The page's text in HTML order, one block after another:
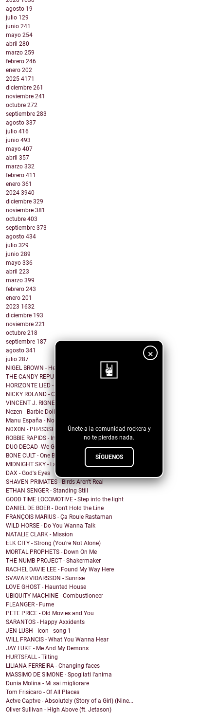
×
Únete a la comunidad rockera y
no te pierdas nada.
SÍGUENOS
agosto 19
julio 129
junio 241
mayo 254
abril 280
marzo 259
febrero 246
enero 202
2025 4171
diciembre 261
noviembre 241
octubre 272
septiembre 283
agosto 337
julio 416
junio 493
mayo 407
abril 357
marzo 332
febrero 411
enero 361
2024 3940
diciembre 329
noviembre 381
octubre 403
septiembre 373
agosto 434
julio 329
junio 289
mayo 336
abril 223
marzo 399
febrero 243
enero 201
2023 1632
diciembre 193
noviembre 221
octubre 218
septiembre 187
agosto 341
julio 287
NIGEL BROWN - Here Comes The Truth
THE CANDY REPUBLIC - I do not write love songs
HORIZONTE LIED - Memorias de Crónicas Futuras [Rem...
NICKY ROLAND - Carried Away
VINCENT J. RIGNEY - Beautiful Human
Nezen - Barbie Doll
Manu España - No me importa cómo voy a acabar
N0X0N - PH4S3SH1FT
ROBBIE RAPIDS - In Our House
DUO DECAD -We Got It All Worked Out
BONE CULT - One By One
MIDNIGHT SKY - Last Hope for the Modern World
DAX - God's Eyes
SHAVEN PRIMATES - Birds Aren't Real
ETHAN SENGER - Standing Still
GOOD TIME LOCOMOTIVE - Step into the light
DANIEL DE BOER - Don't Hold the Line
FRANÇOIS MARIUS - Ça Roule Rastaman
WILD HORSE - Do You Wanna Talk
NATALIE CLARK - Mission
ELK CITY - Strong (You're Not Alone)
MORTAL PROPHETS - Down On Me
THE NUMB PROJECT - Shakermaker
RACHEL DAVIE LEE - Found My Way Here
SVAVAR VIÐARSSON - Sunrise
LOVE GHOST - Haunted House
UBIQUITY MACHINE - Combustioneer
FLEANGER - Fume
PETE PRICE - Old Movies and You
SARANTOS - Happy Axxidents
JEN LUSH - Icon - song 1
WILL FRANCIS - What You Wanna Hear
JAY LUKE - Me And My Demons
HURTSFALL - Tilting
LILIANA FERREIRA - Changing faces
MASSIMO DE SIMONE - Spogliati l'anima
Dunia Molina - Mi sai migliorare
Tom Frisicaro - Of All Places
Actve Captve - Absolutely (Story of a Girl) (Nine...
Oliver Sullivan - High Above (ft. Jetason)